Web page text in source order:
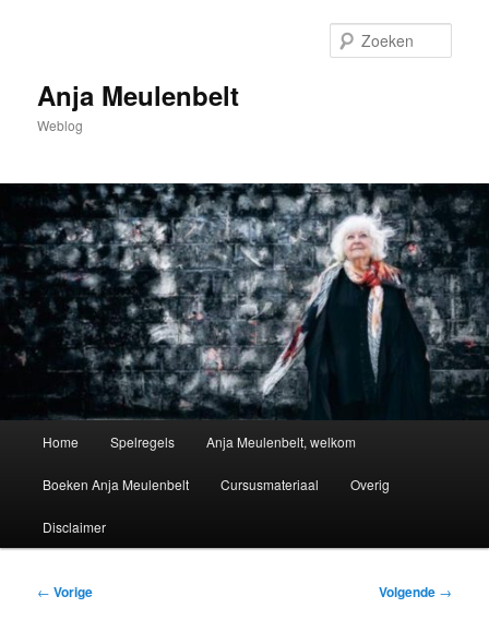
inhoudAnja Meulenbelt
Weblog
Home Spelregels Anja Meulenbelt, welkom
Boeken Anja Meulenbelt Cursusmateriaal Overig
Disclaimer
Bericht
← Vorige Volgende →